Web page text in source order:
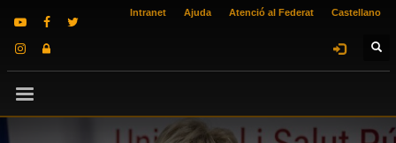
Intranet Ajuda Atenció al Federat Castellano